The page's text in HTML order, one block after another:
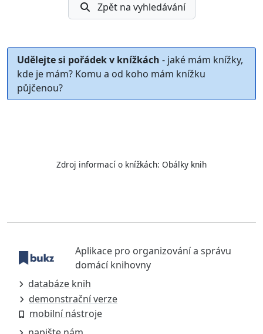
Zpět na vyhledávání
Udělejte si pořádek v knížkách - jaké mám knížky,
kde je mám? Komu a od koho mám knížku
půjčenou?
Zdroj informací o knížkách: Obálky knih
Aplikace pro organizování a správu
domácí knihovny
databáze knih
demonstrační verze
mobilní nástroje